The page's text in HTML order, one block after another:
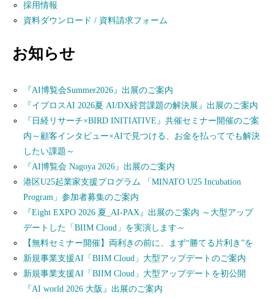
採用情報
資料ダウンロード / 資料請求フォーム
お知らせ
『AI博覧会Summer2026』出展のご案内
『イプロスAI 2026夏 AI/DX経営課題の解決展』出展のご案内
『日経リサーチ×BIRD INITIATIVE』共催セミナー開催のご案
内～顧客インタビュー×AIで見つける、お金を払ってでも解決
したい課題～
『AI博覧会 Nagoya 2026』出展のご案内
港区U25起業家支援プログラム 「MINATO U25 Incubation
Program」参加者募集のご案内
『Eight EXPO 2026 夏_AI‐PAX』出展のご案内 ～大型アップ
デートした「BIIM Cloud」を実演します～
【無料セミナー開催】両利きの前に、まず“勝てる片利き”を
新規事業支援AI「BIIM Cloud」大型アップデートのご案内
新規事業支援AI「BIIM Cloud」大型アップデートを初公開
『AI world 2026 大阪』出展のご案内